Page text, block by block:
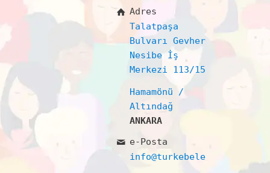
Adres
Talatpaşa
Bulvarı Gevher
Nesibe İş
Merkezi 113/15
Hamamönü /
Altındağ
ANKARA
e-Posta